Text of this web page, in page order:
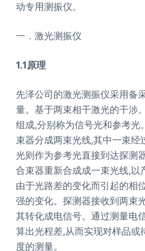
动专用测振仪。
一．激光测振仪
1.1原理
先泽公司的激光测振仪采用备
量。基于两束相干激光的干涉
组成,分别称为信号光和参考光
束器分成两束光线,其中一束经
光则作为参考光直接到达探测
合束器重新合成成一束光线,以
由于光路差的变化而引起的相
强的变化。探测器接收到两束
其转化成电信号。通过测量电
算出光程差,从而实现对样品或
度的测量。